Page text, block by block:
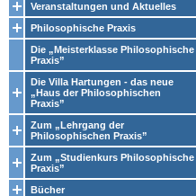
Veranstaltungen und Aktuelles
Philosophische Praxis
Die „Meisterklasse Philosophische
Praxis”
Die Villa Hartungen - das neue
„Haus der Philosophischen
Praxis”
Zum „Lehrgang der
Philosophischen Praxis”
Zum „Studienkurs Philosophische
Praxis”
Bücher